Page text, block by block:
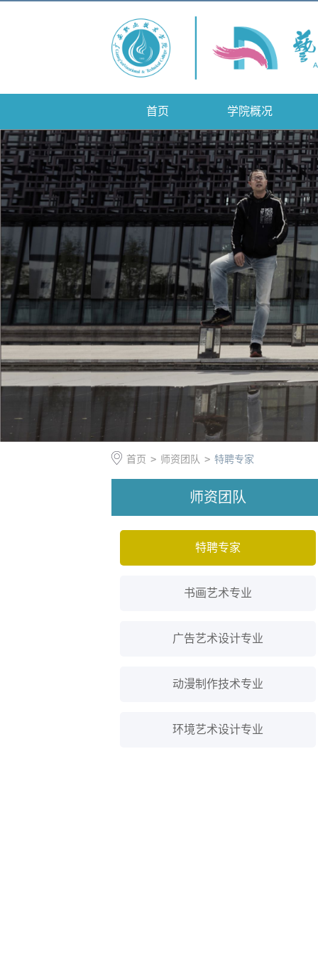
首页 学院概况
首页 > 师资团队 > 特聘专家
师资团队
特聘专家
书画艺术专业
广告艺术设计专业
动漫制作技术专业
环境艺术设计专业